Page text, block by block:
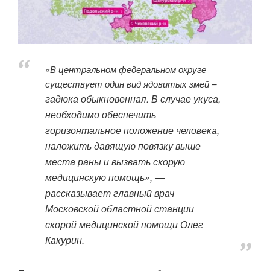
«В центральном федеральном округе
существует один вид ядовитых змей –
гадюка обыкновенная. В случае укуса,
необходимо обеспечить
горизонтальное положение человека,
наложить давящую повязку выше
местараны и вызвать скорую
медицинскую помощь», —
рассказывает главный врач
Московской областной станции
скорой медицинской помощи Олег
Какурин.